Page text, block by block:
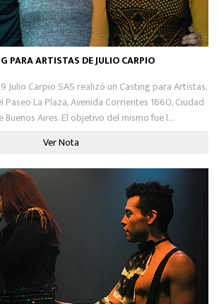
PARA ARTISTAS DE JULIO CARPIO
Julio Carpio SAS realizó un Casting para Artistas,
Paseo La Plaza, Avenida Corrientes 1660, Ciudad
Aires. El objetivo del mismo fue l...
Ver Nota